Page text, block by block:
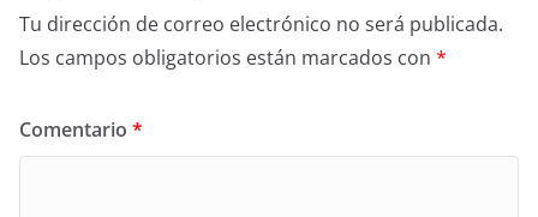
Tu dirección de correo electrónico no será publicada.
Los campos obligatorios están marcados con *
Comentario *